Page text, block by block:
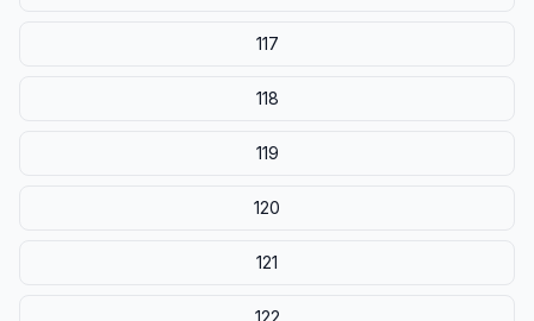
117
118
119
120
121
122